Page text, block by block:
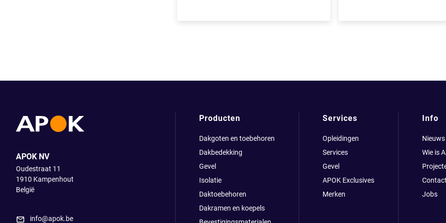
APOK NV
Oudestraat 11
1910 Kampenhout
België
info@apok.be
Producten
Dakgoten en toebehoren
Dakbedekking
Gevel
Isolatie
Daktoebehoren
Dakramen en koepels
Services
Opleidingen
Services
Gevel
APOK Exclusives
Merken
Info
Nieuws
Wie is
Contact
Jobs